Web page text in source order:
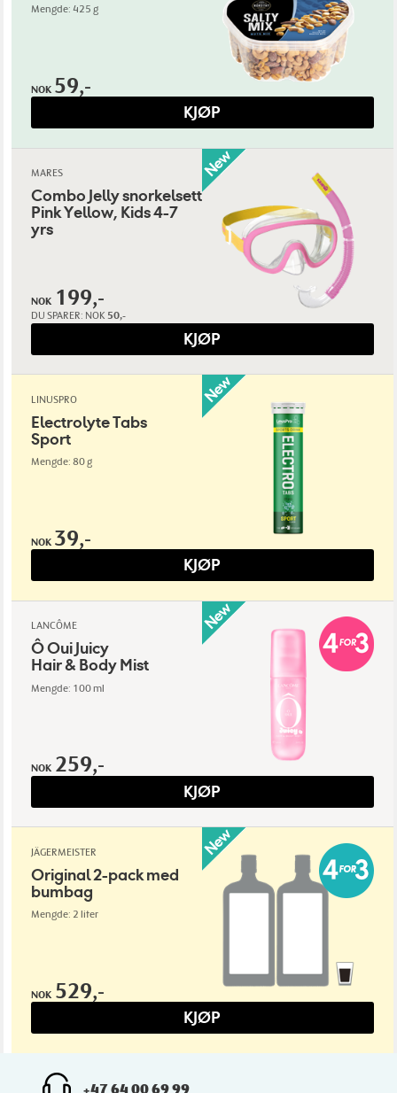
Mengde: 425 g
NOK 59,-
KJØP
MARES
Combo Jelly snorkelsett
Pink Yellow, Kids 4-7
yrs
NOK 199,-
DU SPARER: NOK 50,-
KJØP
LINUSPRO
Electrolyte Tabs
Sport
Mengde: 80 g
NOK 39,-
KJØP
LANCÔME
Ô Oui Juicy
Hair & Body Mist
Mengde: 100 ml
NOK 259,-
KJØP
JÄGERMEISTER
Original 2-pack med
bumbag
Mengde: 2 liter
NOK 529,-
KJØP
+47 64 00 69 99